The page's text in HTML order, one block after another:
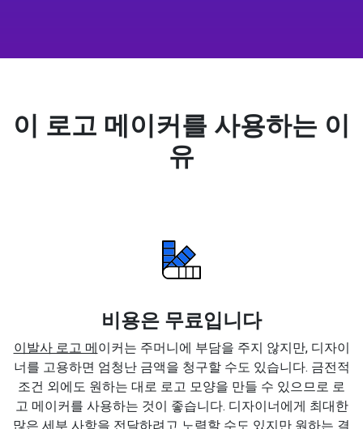
이 로고 메이커를 사용하는 이
유
비용은 무료입니다
이발사 로고 메이커는 주머니에 부담을 주지 않지만, 디자이
너를 고용하면 엄청난 금액을 청구할 수도 있습니다. 금전적
조건 외에도 원하는 대로 로고 모양을 만들 수 있으므로 로
고 메이커를 사용하는 것이 좋습니다. 디자이너에게 최대한
많은 세부 사항을 전달하려고 노력할 수도 있지만 원하는 결